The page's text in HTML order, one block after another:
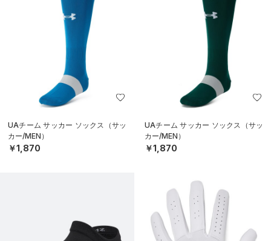
UAチーム サッカー ソックス（サッ
カー/MEN）
￥1,870
UAチーム サッカー ソックス（サッ
カー/MEN）
￥1,870